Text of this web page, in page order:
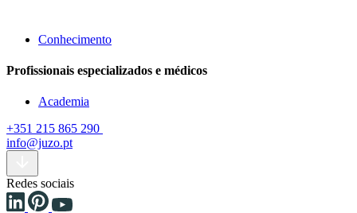
Conhecimento
Profissionais especializados e médicos
Academia
+351 215 865 290
info@juzo.pt
Redes sociais